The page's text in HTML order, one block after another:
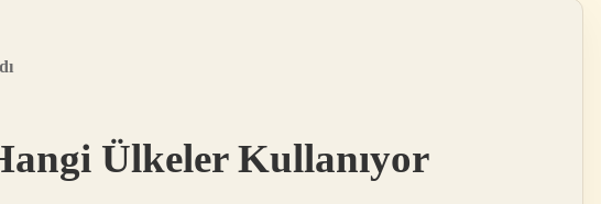
Ülkeler Kullanıyor